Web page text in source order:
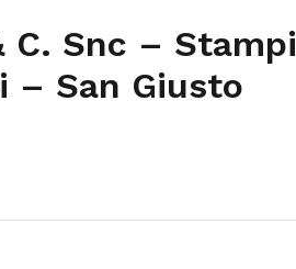
C. Snc – Stampi
– San Giusto